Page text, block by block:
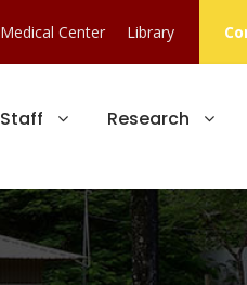
Medical Center Library
Staff Research